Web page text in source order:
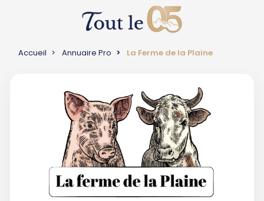
Accueil Annuaire Pro La Ferme de la Plaine